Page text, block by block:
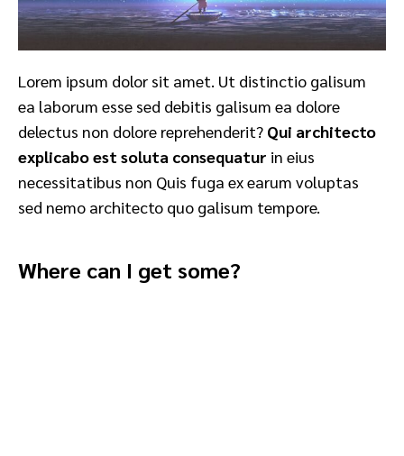
Lorem ipsum dolor sit amet. Ut distinctio galisum
ea laborum esse sed debitis galisum ea dolore
delectus non dolore reprehenderit? Qui architecto
explicabo est soluta consequatur in eius
necessitatibus non Quis fuga ex earum voluptas
sed nemo architecto quo galisum tempore.
Where can I get some?